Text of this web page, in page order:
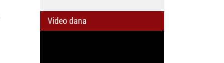
Video dana